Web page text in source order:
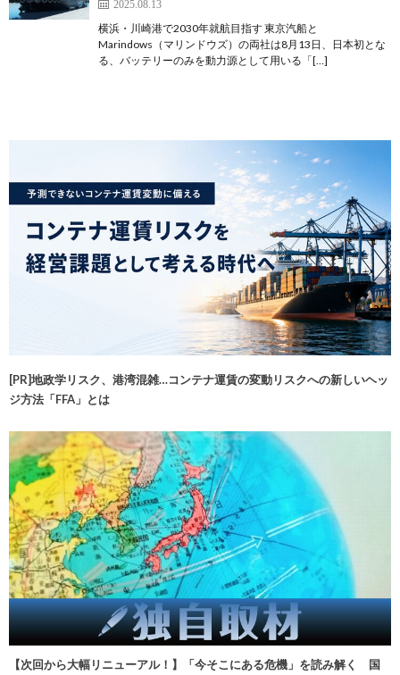
2025.08.13
横浜・川崎港で2030年就航目指す 東京汽船と
Marindows（マリンドウズ）の両社は8月13日、日本初とな
る、バッテリーのみを動力源として用いる「[…]
[PR]地政学リスク、港湾混雑…コンテナ運賃の変動リスクへの新しいヘッ
ジ方法「FFA」とは
【次回から大幅リニューアル！】「今そこにある危機」を読み解く 国